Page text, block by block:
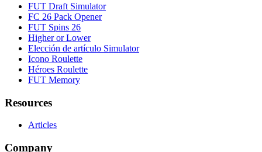
FUT Draft Simulator
FC 26 Pack Opener
FUT Spins 26
Higher or Lower
Elección de artículo Simulator
Icono Roulette
Héroes Roulette
FUT Memory
Resources
Articles
Company